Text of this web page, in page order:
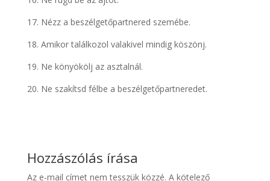
17. Nézz a beszélgetőpartnered szemébe.
18. Amikor találkozol valakivel mindig köszönj.
19. Ne könyökölj az asztalnál.
20. Ne szakítsd félbe a beszélgetőpartneredet.
Hozzászólás írása
Az e-mail címet nem tesszük közzé. A kötelező